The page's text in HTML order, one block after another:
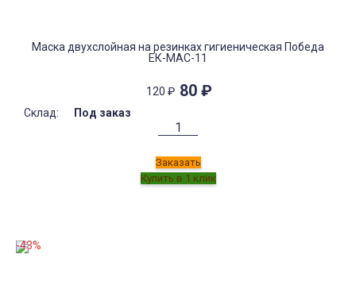
Маска двухслойная на резинках гигиеническая Победа
ЕК-МАС-11
120 ₽ 80 ₽
Склад: Под заказ
Заказать
-43%